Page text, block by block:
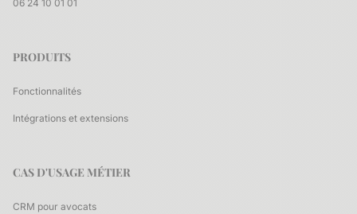
06 24 10 01 01
PRODUITS
Fonctionnalités
Intégrations et extensions
CAS D'USAGE MÉTIER
CRM pour avocats